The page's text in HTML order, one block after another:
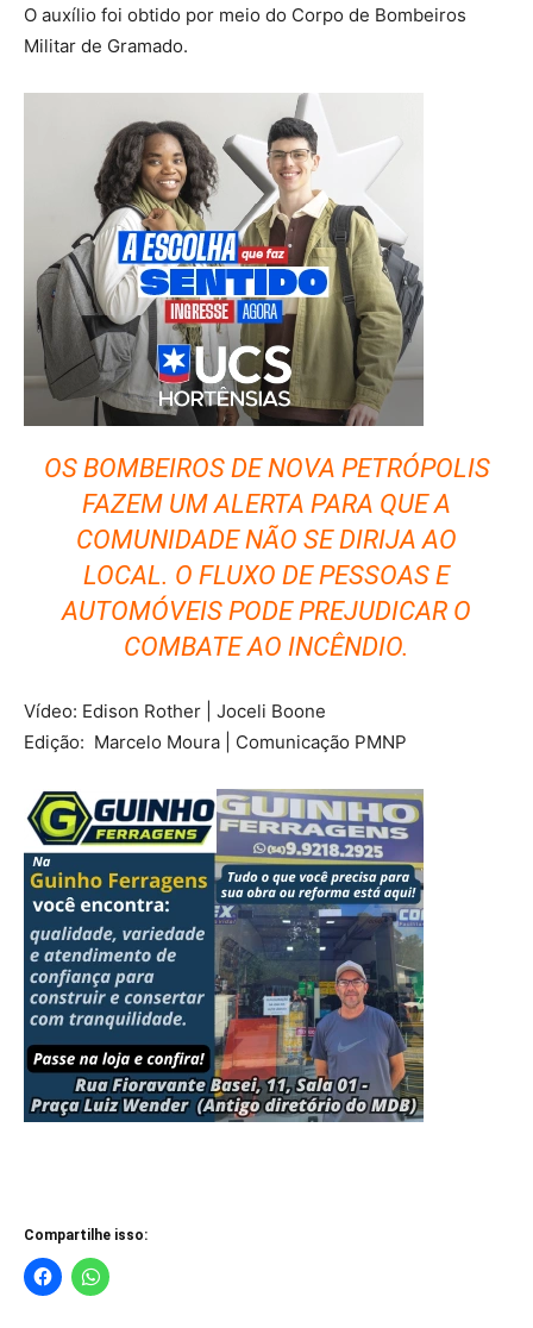
O auxílio foi obtido por meio do Corpo de Bombeiros
Militar de Gramado.
OS BOMBEIROS DE NOVA PETRÓPOLIS
FAZEM UM ALERTA PARA QUE A
COMUNIDADE NÃO SE DIRIJA AO
LOCAL. O FLUXO DE PESSOAS E
AUTOMÓVEIS PODE PREJUDICAR O
COMBATE AO INCÊNDIO.
Vídeo: Edison Rother | Joceli Boone
Edição: Marcelo Moura | Comunicação PMNP
Compartilhe isso: